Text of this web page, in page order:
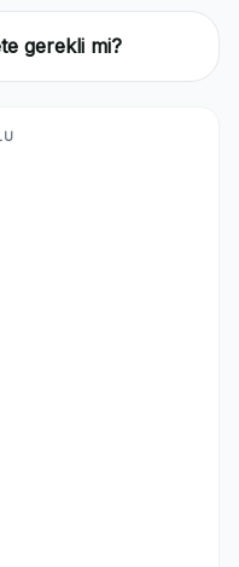
gerekli mi?